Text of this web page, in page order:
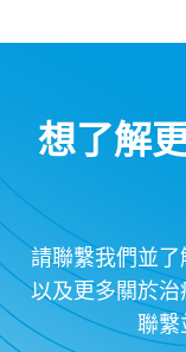
想了解
請聯繫我們並
以及更多關於
聯繫